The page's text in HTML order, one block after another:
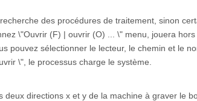
des procédures de traitement, sinon
\"Ouvrir (F) | ouvrir (O) ... \" menu, jouera
pouvez sélectionner le lecteur, le chemin et le
\", le processus charge le système.
directions x et y de la machine à graver le